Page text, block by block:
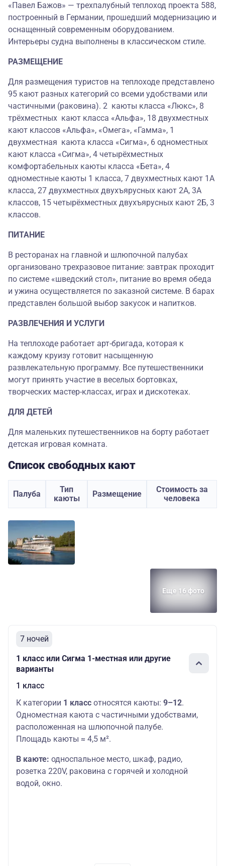
«Павел Бажов» — трехпалубный теплоход проекта 588,
построенный в Германии, прошедший модернизацию и
оснащенный современным оборудованием.
Интерьеры судна выполнены в классическом стиле.
РАЗМЕЩЕНИЕ
Для размещения туристов на теплоходе представлено
95 кают разных категорий со всеми удобствами или
частичными (раковина). 2 каюты класса «Люкс», 8
трёхместных кают класса «Альфа», 18 двухместных
кают классов «Альфа», «Омега», «Гамма», 1
двухместная каюта класса «Сигма», 6 одноместных
кают класса «Сигма», 4 четырёхместных
комфортабельных каюты класса «Бета», 4
одноместные каюты 1 класса, 7 двухместных кают 1А
класса, 27 двухместных двухъярусных кают 2А, 3А
классов, 15 четырёхместных двухъярусных кают 2Б, 3
классов.
ПИТАНИЕ
В ресторанах на главной и шлюпочной палубах
организовано трехразовое питание: завтрак проходит
по системе «шведский стол», питание во время обеда
и ужина осуществляется по заказной системе. В барах
представлен большой выбор закусок и напитков.
РАЗВЛЕЧЕНИЯ И УСЛУГИ
На теплоходе работает арт-бригада, которая к
каждому круизу готовит насыщенную
развлекательную программу. Все путешественники
могут принять участие в веселых бортовках,
творческих мастер-классах, играх и дискотеках.
ДЛЯ ДЕТЕЙ
Для маленьких путешественников на борту работает
детская игровая комната.
Список свободных кают
Палуба
Тип
каюты
Размещение
Стоимость за
человека
Еще 16 фото
7 ночей
1 класс или Сигма 1-местная или другие
варианты
1 класс
К категории 1 класс относятся каюты: 9–12.
Одноместная каюта с частичными удобствами,
расположенная на шлюпочной палубе.
Площадь каюты ≈ 4,5 м².
В каюте: односпальное место, шкаф, радио,
розетка 220V, раковина с горячей и холодной
водой, окно.